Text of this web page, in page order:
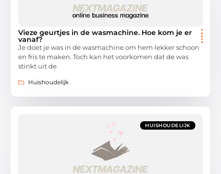
Vieze geurtjes in de wasmachine. Hoe kom je er
vanaf?
Je doet je was in de wasmachine om hem lekker schoon
en fris te maken. Toch kan het voorkomen dat de was
stinkt uit de
Huishoudelijk
HUISHOUDELIJK